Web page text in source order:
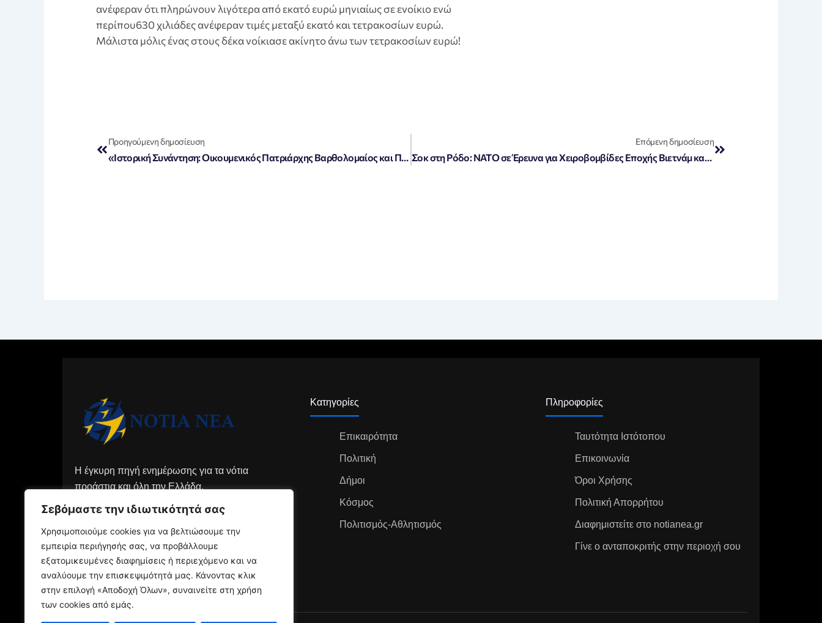
Σεβόμαστε την ιδιωτικότητά σας
Χρησιμοποιούμε cookies για να βελτιώσουμε την
εμπειρία περιήγησής σας, να προβάλλουμε
εξατομικευμένες διαφημίσεις ή περιεχόμενο και να
αναλύουμε την επισκεψιμότητά μας. Κάνοντας κλικ
στην επιλογή «Αποδοχή Όλων», συναινείτε στη χρήση
των cookies από εμάς.
ανέφεραν ότι πληρώνουν λιγότερα από εκατό ευρώ μηνιαίως σε ενοίκιο ενώ
περίπου630 χιλιάδες ανέφεραν τιμές μεταξύ εκατό και τετρακοσίων ευρώ.
Μάλιστα μόλις ένας στους δέκα νοίκιασε ακίνητο άνω των τετρακοσίων ευρώ!
Προηγούμενη δημοσίευση
«Ιστορική Συνάντηση: Οικουμενικός Πατριάρχης Βαρθολομαίος και Πάπας Λέων Συζητούν για την Οντολογία της Εκκλησίας και το Κοινό Πάσχα»
Επόμενη δημοσίευση
Σοκ στη Ρόδο: ΝΑΤΟ σε Έρευνα για Χειροβομβίδες Εποχής Βιετνάμ και Κορέας από το 1952!
Η έγκυρη πηγή ενημέρωσης για τα νότια
προάστια και όλη την Ελλάδα.
Κατηγορίες
Επικαιρότητα
Πολιτική
Δήμοι
Κόσμος
Πολιτισμός-Αθλητισμός
Πληροφορίες
Ταυτότητα Ιστότοπου
Επικοινωνία
Όροι Χρήσης
Πολιτική Απορρήτου
Διαφημιστείτε στο notianea.gr
Γίνε ο ανταποκριτής στην περιοχή σου